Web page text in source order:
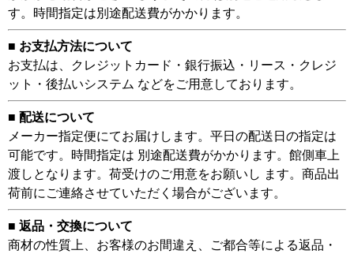
す。時間指定は別途配送費がかかります。
■ お支払方法について
お支払は、クレジットカード・銀行振込・リース・クレジ
ット・後払いシステム などをご用意しております。
■ 配送について
メーカー指定便にてお届けします。平日の配送日の指定は
可能です。時間指定は 別途配送費がかかります。館側車上
渡しとなります。荷受けのご用意をお願いし ます。商品出
荷前にご連絡させていただく場合がございます。
■ 返品・交換について
商材の性質上、お客様のお間違え、ご都合等による返品・